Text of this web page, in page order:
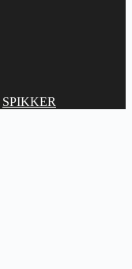
SPIKKER